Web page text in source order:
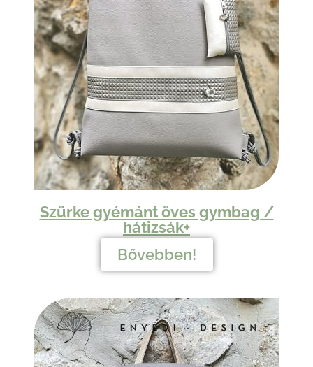
Szürke gyémánt öves gymbag /
hátizsák+​
Bővebben!